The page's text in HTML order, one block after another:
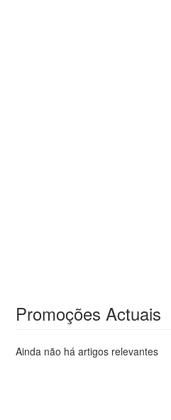
Promoções Actuais
Ainda não há artigos relevantes